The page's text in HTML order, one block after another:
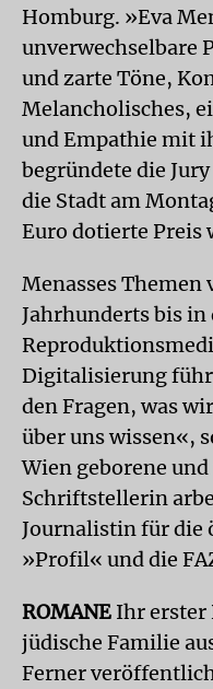
Homburg. »Eva
unverwechselbare
und zarte Töne,
Melancholisches,
und Empathie mit
begründete die
die Stadt am
Euro dotierte Preis
Menasses Themen
Jahrhunderts bis
Digitalisierung
den Fragen, was
über uns wissen«,
Wien geborene
Schriftstellerin
Journalistin für die
»Profil« und die
ROMANE Ihr erster
jüdische Familie
Ferner